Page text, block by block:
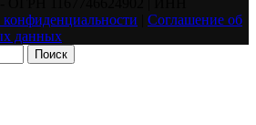
Соглашение об
данных
Поиск